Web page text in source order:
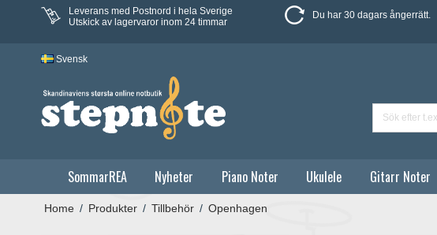
Leverans med Postnord i hela Sverige
Utskick av lagervaror inom 24 timmar
Du har 30 dagars ångerrätt.
Svensk
SommarREA Nyheter Piano Noter Ukulele Gitarr Noter
Home / Produkter / Tillbehör / Openhagen